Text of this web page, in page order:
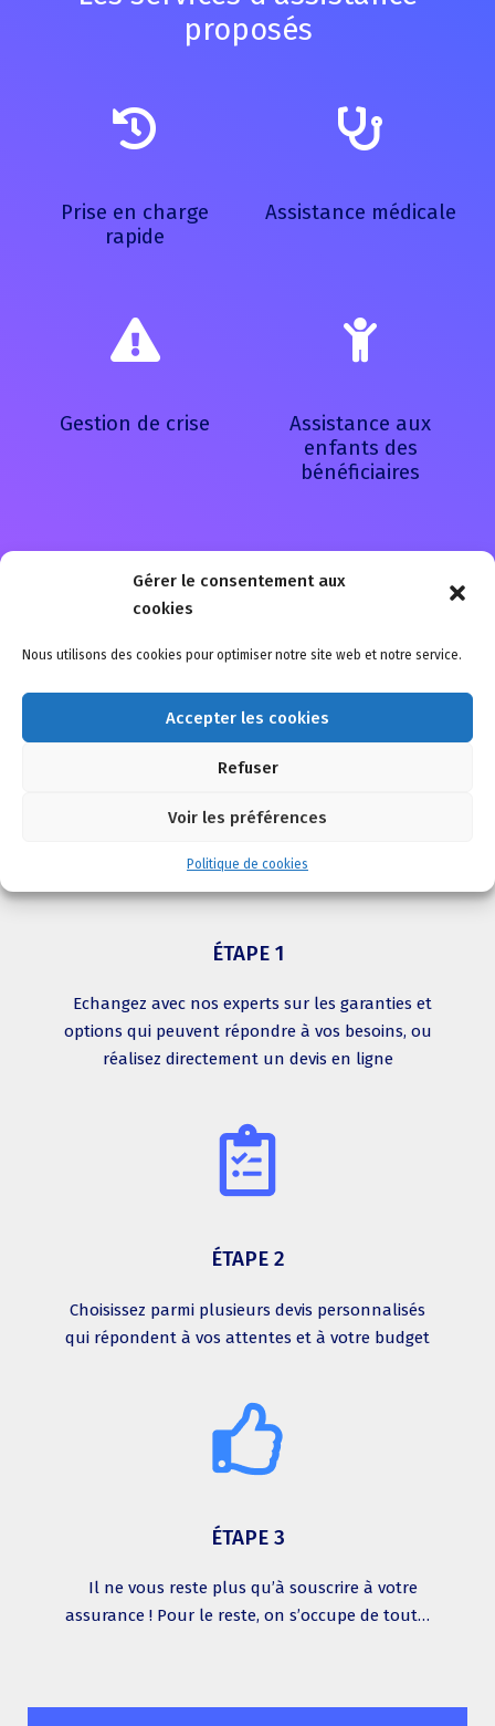
Gérer le consentement aux
cookies
Nous utilisons des cookies pour optimiser notre site web et notre service.
Accepter les cookies
Refuser
Voir les préférences
Politique de cookies
proposés
Prise en charge
rapide
Assistance médicale
Gestion de crise
Assistance aux
enfants des
bénéficiaires
Comment souscrire à notre assurance Multirisque Pro
Suivez le guide !
ÉTAPE 1
Echangez avec nos experts sur les garanties et
options qui peuvent répondre à vos besoins, ou
réalisez directement un devis en ligne
ÉTAPE 2
Choisissez parmi plusieurs devis personnalisés
qui répondent à vos attentes et à votre budget
ÉTAPE 3
Il ne vous reste plus qu’à souscrire à votre
assurance ! Pour le reste, on s’occupe de tout…